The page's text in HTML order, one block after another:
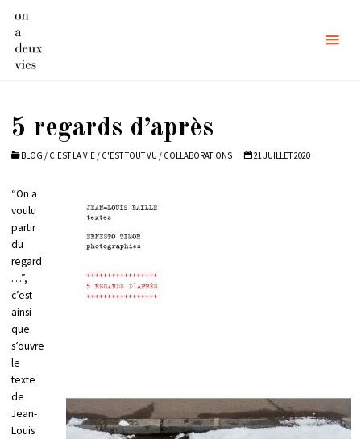
content
5 regards d’après
BLOG / C'EST LA VIE / C'EST TOUT VU / COLLABORATIONS 21 JUILLET 2020
“On a
voulu
partir
du
regard
…”,
c’est
ainsi
que
s’ouvre
le
texte
de
Jean-
Louis